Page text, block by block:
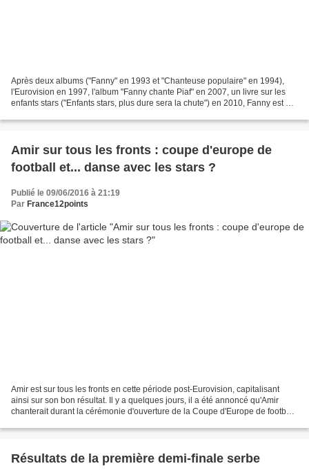
Après deux albums ("Fanny" en 1993 et "Chanteuse populaire" en 1994),
l'Eurovision en 1997, l'album "Fanny chante Piaf" en 2007, un livre sur les
enfants stars ("Enfants stars, plus dure sera la chute") en 2010, Fanny est de
Amir sur tous les fronts : coupe d'europe de
football et... danse avec les stars ?
Publié le 09/06/2016 à 21:19
Par France12points
Amir est sur tous les fronts en cette période post-Eurovision, capitalisant
ainsi sur son bon résultat. Il y a quelques jours, il a été annoncé qu'Amir
chanterait durant la cérémonie d'ouverture de la Coupe d'Europe de football
Résultats de la première demi-finale serbe